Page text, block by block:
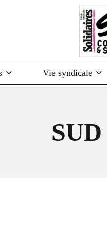
Ouvrir StructuresVie syndicale